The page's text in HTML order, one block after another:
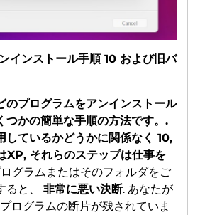
ンストール手順 10 および旧バ
のプログラムをアンインストール
つかの簡単な手順の方法です。.
ているかどうかに関係なく 10,
それらのステップは仕事を
グラムまたはそのフォルダをご
ると、 非常に悪い決断. あなたが
ログラムの断片が残されていま